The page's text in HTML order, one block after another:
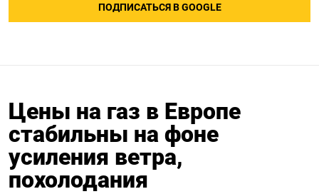
ПОДПИСАТЬСЯ В GOOGLE
Цены на газ в Европе
стабильны на фоне
усиления ветра,
похолодания